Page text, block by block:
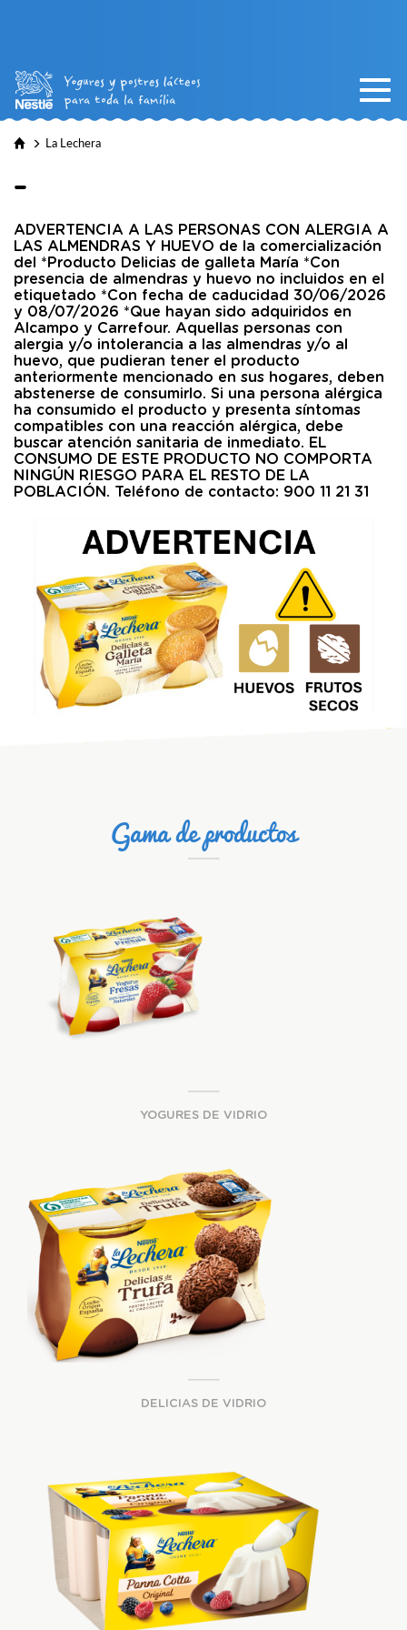
La Lechera
-
ADVERTENCIA A LAS PERSONAS CON ALERGIA A
LAS ALMENDRAS Y HUEVO de la comercialización
del *Producto Delicias de galleta María *Con
presencia de almendras y huevo no incluidos en el
etiquetado *Con fecha de caducidad 30/06/2026
y 08/07/2026 *Que hayan sido adquiridos en
Alcampo y Carrefour. Aquellas personas con
alergia y/o intolerancia a las almendras y/o al
huevo, que pudieran tener el producto
anteriormente mencionado en sus hogares, deben
abstenerse de consumirlo. Si una persona alérgica
ha consumido el producto y presenta síntomas
compatibles con una reacción alérgica, debe
buscar atención sanitaria de inmediato. EL
CONSUMO DE ESTE PRODUCTO NO COMPORTA
NINGÚN RIESGO PARA EL RESTO DE LA
POBLACIÓN. Teléfono de contacto: 900 11 21 31
Gama de productos
YOGURES DE VIDRIO
DELICIAS DE VIDRIO